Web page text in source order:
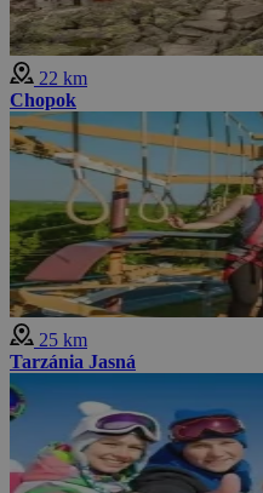
22 km
Chopok
25 km
Tarzánia Jasná